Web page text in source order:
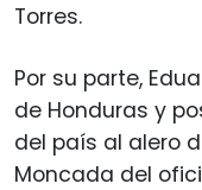
Torres.
Por su parte,
de Honduras y
del país al alero
Moncada del